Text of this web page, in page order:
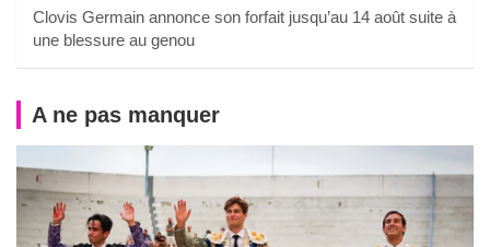
Clovis Germain annonce son forfait jusqu’au 14 août suite à
une blessure au genou
A ne pas manquer